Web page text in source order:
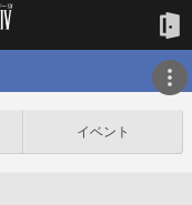
イベント